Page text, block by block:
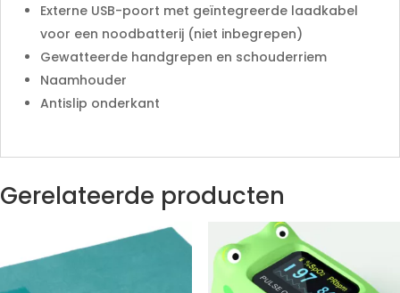
Externe USB-poort met geïntegreerde laadkabel
voor een noodbatterij (niet inbegrepen)
Gewatteerde handgrepen en schouderriem
Naamhouder
Antislip onderkant
Gerelateerde producten